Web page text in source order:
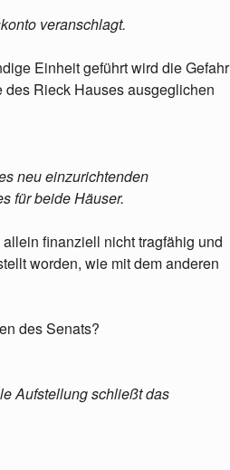
veranschlagt.
Einheit geführt wird die Gefahr
Rieck Hauses ausgeglichen
neu einzurichtenden
für beide Häuser.
finanziell nicht tragfähig und
worden, wie mit dem anderen
des Senats?
Aufstellung schließt das